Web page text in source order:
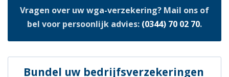
Vragen over uw wga-verzekering? Mail ons of
bel voor persoonlijk advies: (0344) 70 02 70.
Bundel uw bedrijfsverzekeringen